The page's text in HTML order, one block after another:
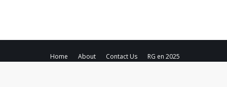
Home About Contact Us
RG en 2025